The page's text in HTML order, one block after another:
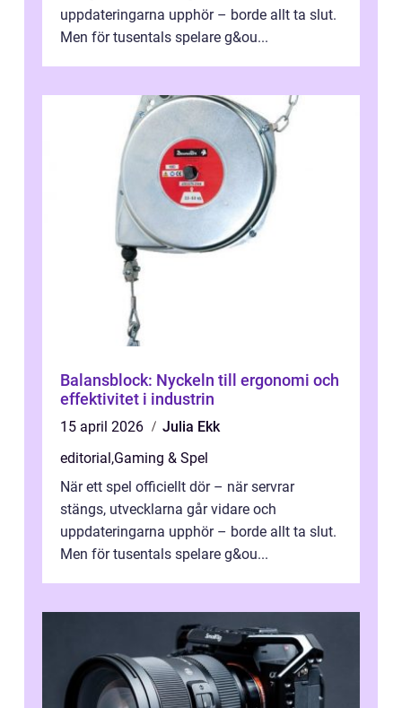
uppdateringarna upphör – borde allt ta slut.
Men för tusentals spelare g&ou...
Balansblock: Nyckeln till ergonomi och
effektivitet i industrin
15 april 2026
Julia Ekk
editorial,Gaming & Spel
När ett spel officiellt dör – när servrar
stängs, utvecklarna går vidare och
uppdateringarna upphör – borde allt ta slut.
Men för tusentals spelare g&ou...